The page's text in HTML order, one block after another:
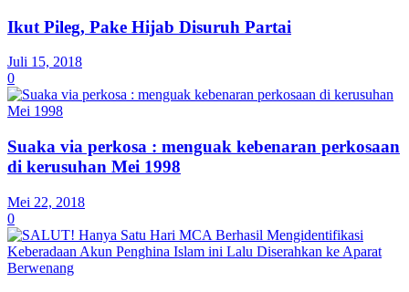
Ikut Pileg, Pake Hijab Disuruh Partai
Juli 15, 2018
0
Suaka via perkosa : menguak kebenaran perkosaan
di kerusuhan Mei 1998
Mei 22, 2018
0